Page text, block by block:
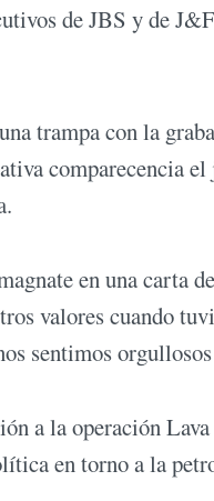
de JBS y de J&F
trampa con la
comparecencia el
en una carta
valores cuando
sentimos
a la operación Lava
en torno a la